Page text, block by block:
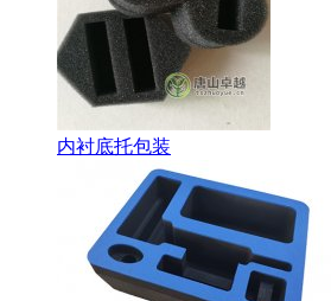
内衬底托包装